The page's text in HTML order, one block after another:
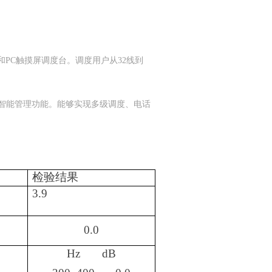
触摸屏调度台。调度用户从32线到
能管理功能。能够实现多级调度、电话
检验结果
3.9
0.0
Hz
dB